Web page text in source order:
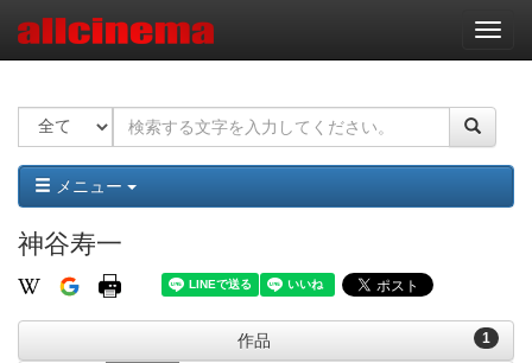
ナ
ビ
ー
ョ
ン
メニュー
神谷寿一
1
作品